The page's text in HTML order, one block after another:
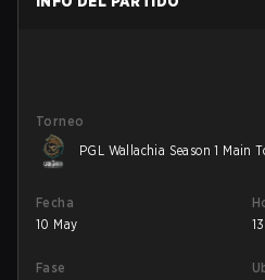
Torneo
PGL Wallachia Season 1 Main
Fecha
10 May
Fase